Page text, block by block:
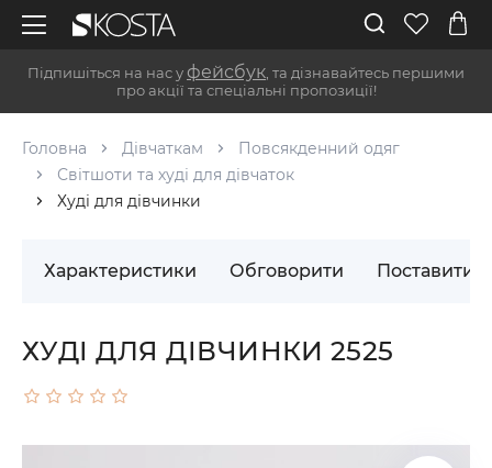
Підпишіться на нас у фейсбук , та дізнавайтесь першими
про акції та спеціальні пропозиції!
Головна Дівчаткам
Повсякденний одяг
Світшоти та худі для дівчаток
Худі для дівчинки
Характеристики Обговорити Поставити
ХУДІ ДЛЯ ДІВЧИНКИ 2525